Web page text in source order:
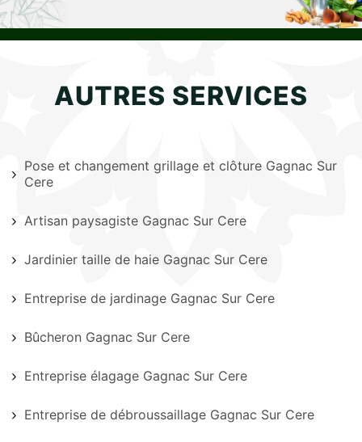
AUTRES SERVICES
Pose et changement grillage et clôture Gagnac Sur
Cere
Artisan paysagiste Gagnac Sur Cere
Jardinier taille de haie Gagnac Sur Cere
Entreprise de jardinage Gagnac Sur Cere
Bûcheron Gagnac Sur Cere
Entreprise élagage Gagnac Sur Cere
Entreprise de débroussaillage Gagnac Sur Cere